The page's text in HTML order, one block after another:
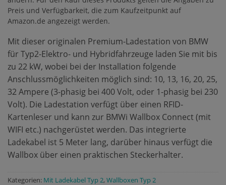
Preis und Verfügbarkeit, die zum Kaufzeitpunkt auf
Amazon.de angezeigt werden.
Mit dieser originalen Premium-Ladestation von BMW
für Typ2-Elektro- und Hybridfahrzeuge laden Sie mit bis
zu 22 kW, wobei bei der Installation folgende
Anschlussmöglichkeiten möglich sind: 10, 13, 16, 20, 25,
32 Ampere (3-phasig bei 400 Volt, oder 1-phasig bei 230
Volt). Die Ladestation verfügt über einen RFID-
Kartenleser und kann zur BMWi Wallbox Connect (mit
WIFI etc.) nachgerüstet werden. Das integrierte
Ladekabel ist 5 Meter lang, darüber hinaus verfügt die
Wallbox über einen praktischen Steckerhalter.
Kategorien: Mit Ladekabel Typ 2, Wallboxen Typ 2